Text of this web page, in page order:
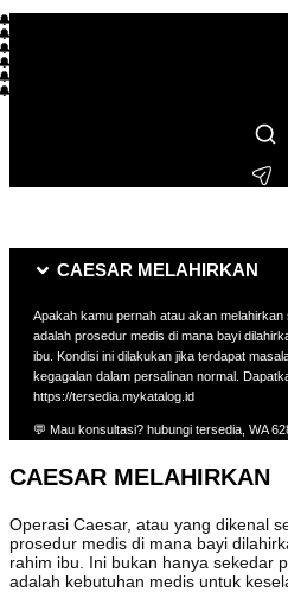
L*** membeli beberapa jam lalu
S***** membeli beberapa menit lalu
F**** membeli beberapa jam lalu
T**** membeli beberapa hari lalu
H*** membeli beberapa menit lalu
B**** membeli beberapa menit lalu
CAESAR MELAHIRKAN
Apakah kamu pernah atau akan
adalah prosedur medis di mana bayi
ibu. Kondisi ini dilakukan jika terdapat
kegagalan dalam persalinan normal.
https://tersedia.mykatalog.id
💬 Mau konsultasi? hubungi tersedia, WA
CAESAR MELAHIRKAN
Operasi Caesar, atau yang dikenal
prosedur medis di mana bayi
rahim ibu. Ini bukan hanya sekedar
adalah kebutuhan medis untuk